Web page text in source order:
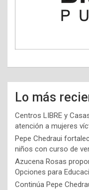
Lo más
Centros LIBRE y
atención a mujeres
Pepe Chedraui
niños con curso de
Azucena Rosas
Opciones para
Continúa Pepe